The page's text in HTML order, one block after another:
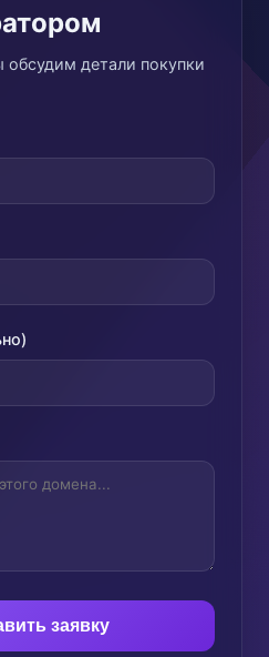
обсудим детали покупки
заявку